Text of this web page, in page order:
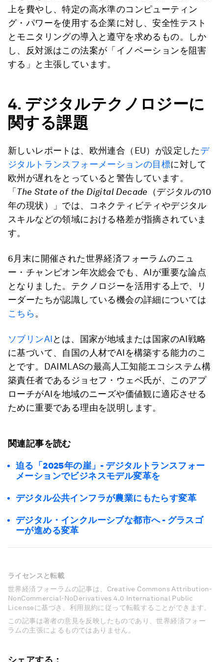
上を費やし、特定の高水準のコンピューティン
グ・パワーを使用する企業に対し、安全性テスト
とモニタリングの導入と遵守を求めるもの。しか
し、反対派はこの法案が「イノベーションを阻害
する」と主張しています。
4. デジタルテクノロジーに
関する課題
新しいレポートは、欧州連合（EU）が設定したデ
ジタルトランスフォーメーションの目標に対して
欧州が遅れをとっていると警告しています。
「The State of the Digital Decade （デジタルの10
年の現状）」では、コネクティビティやデジタル
スキルなどの領域における格差が指摘されていま
す。
6月末に開催された世界経済フォーラムのニュ
ー・チャンピオン年次総会でも、AIが重要な論点
となりました。テクノロジーを活用する上で、リ
ーダーたちが認識している機会の詳細については
こちら。
ソブリンAIとは、国家が地域または国家のAI戦略
に基づいて、自国の人材でAIを構築する能力のこ
とです。DAIMLASの最高人工知能エコシステム構
築責任者であるジョセフ・ウェベ氏が、このアプ
ローチがAIを地域のニーズや価値観に適応させる
ために重要である理由を説明します。
関連記事を読む
迫る「2025年の崖」- デジタルトランスフォー
メーションでビジネスモデル変革を
デジタル公共インフラが農業にもたらす変革
デジタル・インクルーシブな都市へ - グラスゴ
ーが進める変革
ライセンスと転載
世界経済フォーラムの記事は、Creative Commons Attribution-
NonCommercial-NoDerivatives 4.0 International Public
Licenseに基づき、利用規約に従って転載することができます。
この記事は著者の意見を反映したものであり、世界経済フォー
ラムの主張によるものではありません。
シェアする：